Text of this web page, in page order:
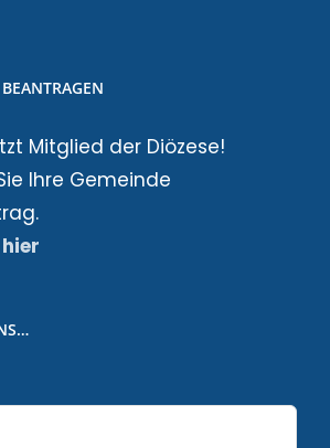
Mitglied der Diözese!
Ihre Gemeinde